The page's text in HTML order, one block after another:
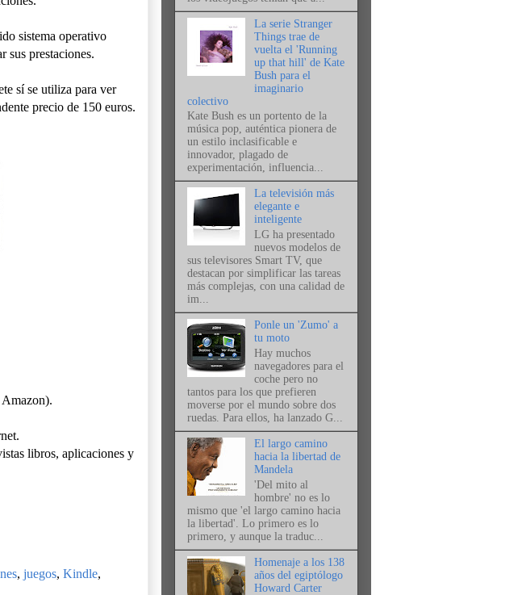
sistema operativo
sus prestaciones.
sí se utiliza para ver
precio de 150 euros.
libros, aplicaciones y
, juegos, Kindle,
La serie Stranger
Things trae de
vuelta el 'Running
up that hill' de Kate
Bush para el
imaginario
colectivo
Kate Bush es un portento de la
música pop, auténtica pionera de
un estilo inclasificable e
innovador, plagado de
experimentación, influencia...
La televisión más
elegante e
inteligente
LG ha presentado
nuevos modelos de
sus televisores Smart TV, que
destacan por simplificar las tareas
más complejas, con una calidad de
im...
Ponle un 'Zumo' a
tu moto
Hay muchos
navegadores para el
coche pero no
tantos para los que prefieren
moverse por el mundo sobre dos
ruedas. Para ellos, ha lanzado G...
El largo camino
hacia la libertad de
Mandela
'Del mito al
hombre' no es lo
mismo que 'el largo camino hacia
la libertad'. Lo primero es lo
primero, y aunque la traduc...
Homenaje a los 138
años del egiptólogo
Howard Carter